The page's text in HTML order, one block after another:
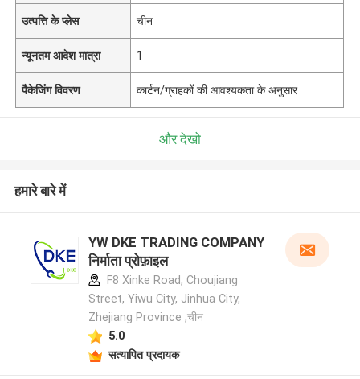
उत्पत्ति के प्लेस चीन
न्यूनतम आदेश मात्रा 1
पैकेजिंग विवरण कार्टन/ग्राहकों की आवश्यकता के अनुसार
और देखो
हमारे बारे में
YW DKE TRADING COMPANY
निर्माता प्रोफ़ाइल
F8 Xinke Road, Choujiang
Street, Yiwu City, Jinhua City,
Zhejiang Province ,चीन
5.0
सत्यापित प्रदायक